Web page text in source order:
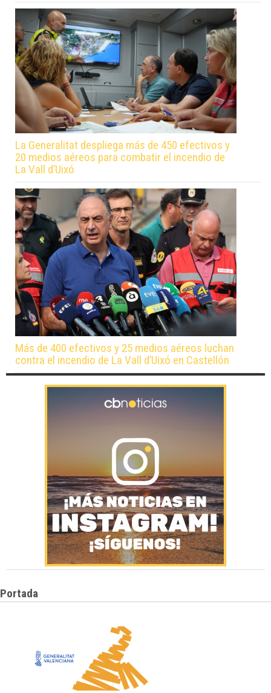
La Generalitat despliega más de 450 efectivos y
20 medios aéreos para combatir el incendio de
La Vall d’Uixó
Más de 400 efectivos y 25 medios aéreos luchan
contra el incendio de La Vall d’Uixó en Castellón
Portada